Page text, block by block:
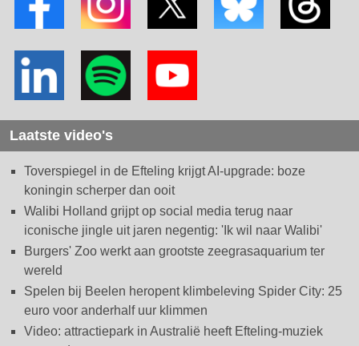
Laatste video's
Toverspiegel in de Efteling krijgt AI-upgrade: boze
koningin scherper dan ooit
Walibi Holland grijpt op social media terug naar
iconische jingle uit jaren negentig: 'Ik wil naar Walibi'
Burgers' Zoo werkt aan grootste zeegrasaquarium ter
wereld
Spelen bij Beelen heropent klimbeleving Spider City: 25
euro voor anderhalf uur klimmen
Video: attractiepark in Australië heeft Efteling-muziek